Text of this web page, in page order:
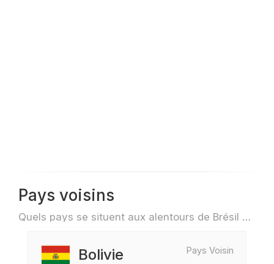
Pays voisins
Quels pays se situent aux alentours de Brésil par exemple pour des voyage ou des vols
Pays Voisin
Bolivie